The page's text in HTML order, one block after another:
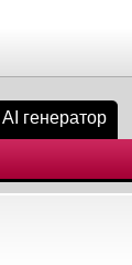
AI генератор